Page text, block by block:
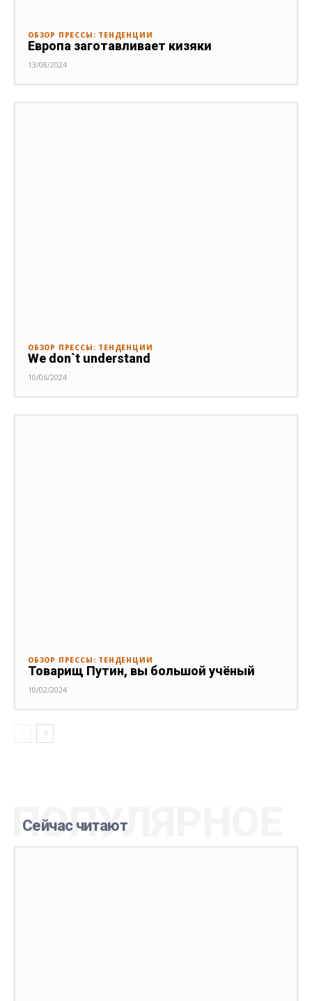
ОБЗОР ПРЕССЫ: ТЕНДЕНЦИИ
Европа заготавливает кизяки
13/08/2024
ОБЗОР ПРЕССЫ: ТЕНДЕНЦИИ
We don`t understand
10/06/2024
ОБЗОР ПРЕССЫ: ТЕНДЕНЦИИ
Товарищ Путин, вы большой учёный
10/02/2024
Сейчас читают
ПОПУЛЯРНОЕ